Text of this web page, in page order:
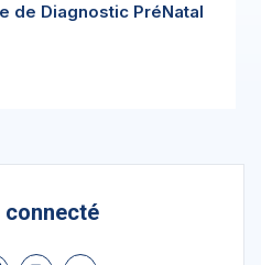
de Diagnostic PréNatal
connecté